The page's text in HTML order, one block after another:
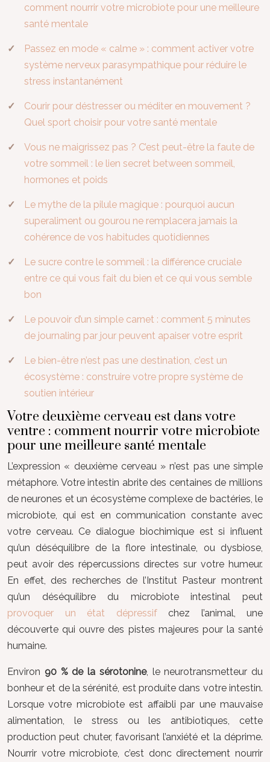
comment nourrir votre microbiote pour une meilleure
santé mentale
Passez en mode « calme » : comment activer votre
système nerveux parasympathique pour réduire le
stress instantanément
Courir pour déstresser ou méditer en mouvement ?
Quel sport choisir pour votre santé mentale
Vous ne maigrissez pas ? C’est peut-être la faute de
votre sommeil : le lien secret between sommeil,
hormones et poids
Le mythe de la pilule magique : pourquoi aucun
superaliment ou gourou ne remplacera jamais la
cohérence de vos habitudes quotidiennes
Le sucre contre le sommeil : la différence cruciale
entre ce qui vous fait du bien et ce qui vous semble
bon
Le pouvoir d’un simple carnet : comment 5 minutes
de journaling par jour peuvent apaiser votre esprit
Le bien-être n’est pas une destination, c’est un
écosystème : construire votre propre système de
soutien intérieur
Votre deuxième cerveau est dans votre
ventre : comment nourrir votre microbiote
pour une meilleure santé mentale
L’expression « deuxième cerveau » n’est pas une simple
métaphore. Votre intestin abrite des centaines de millions
de neurones et un écosystème complexe de bactéries, le
microbiote, qui est en communication constante avec
votre cerveau. Ce dialogue biochimique est si influent
qu’un déséquilibre de la flore intestinale, ou dysbiose,
peut avoir des répercussions directes sur votre humeur.
En effet, des recherches de l’Institut Pasteur montrent
qu’un déséquilibre du microbiote intestinal peut
provoquer un état dépressifchez l’animal, une
découverte qui ouvre des pistes majeures pour la santé
humaine.
Environ 90 % de la sérotonine, le neurotransmetteur du
bonheur et de la sérénité, est produite dans votre intestin.
Lorsque votre microbiote est affaibli par une mauvaise
alimentation, le stress ou les antibiotiques, cette
production peut chuter, favorisant l’anxiété et la déprime.
Nourrir votre microbiote, c’est donc directement nourrir